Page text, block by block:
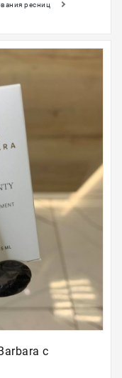
ресниц
с